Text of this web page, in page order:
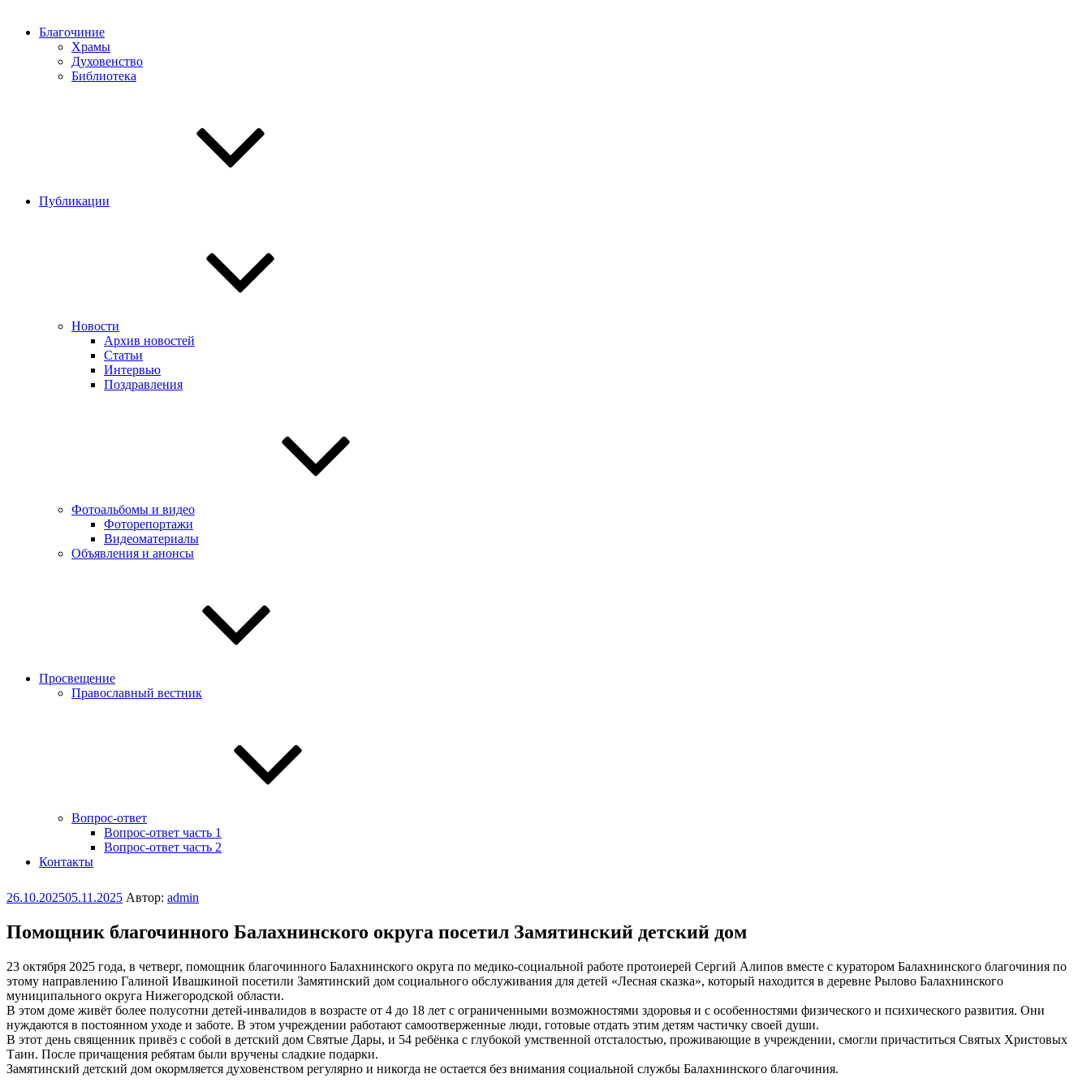
Благочиние
Храмы
Духовенство
Библиотека
Публикации
Новости
Архив новостей
Статьи
Интервью
Поздравления
Фотоальбомы и видео
Фоторепортажи
Видеоматериалы
Объявления и анонсы
Просвещение
Православный вестник
Вопрос-ответ
Вопрос-ответ часть 1
Вопрос-ответ часть 2
Контакты
Опубликовано
26.10.202505.11.2025 Автор: admin
Помощник благочинного Балахнинского округа посетил Замятинский детский дом
23 октября 2025 года, в четверг, помощник благочинного Балахнинского округа по медико-социальной работе протоиерей Сергий Алипов вместе с куратором Балахнинского благочиния по
этому направлению Галиной Ивашкиной посетили Замятинский дом социального обслуживания для детей «Лесная сказка», который находится в деревне Рылово Балахнинского
муниципального округа Нижегородской области.
В этом доме живёт более полусотни детей-инвалидов в возрасте от 4 до 18 лет с ограниченными возможностями здоровья и с особенностями физического и психического развития. Они
нуждаются в постоянном уходе и заботе. В этом учреждении работают самоотверженные люди, готовые отдать этим детям частичку своей души.
В этот день священник привёз с собой в детский дом Святые Дары, и 54 ребёнка с глубокой умственной отсталостью, проживающие в учреждении, смогли причаститься Святых Христовых
Таин. После причащения ребятам были вручены сладкие подарки.
Замятинский детский дом окормляется духовенством регулярно и никогда не остается без внимания социальной службы Балахнинского благочиния.